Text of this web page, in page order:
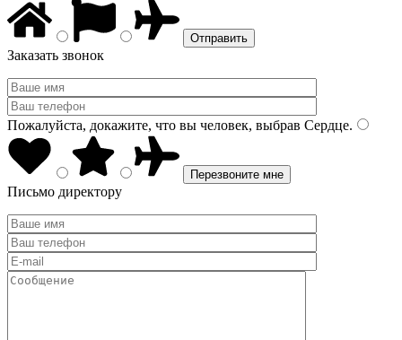
Заказать звонок
Пожалуйста, докажите, что вы человек, выбрав Сердце.
Письмо директору